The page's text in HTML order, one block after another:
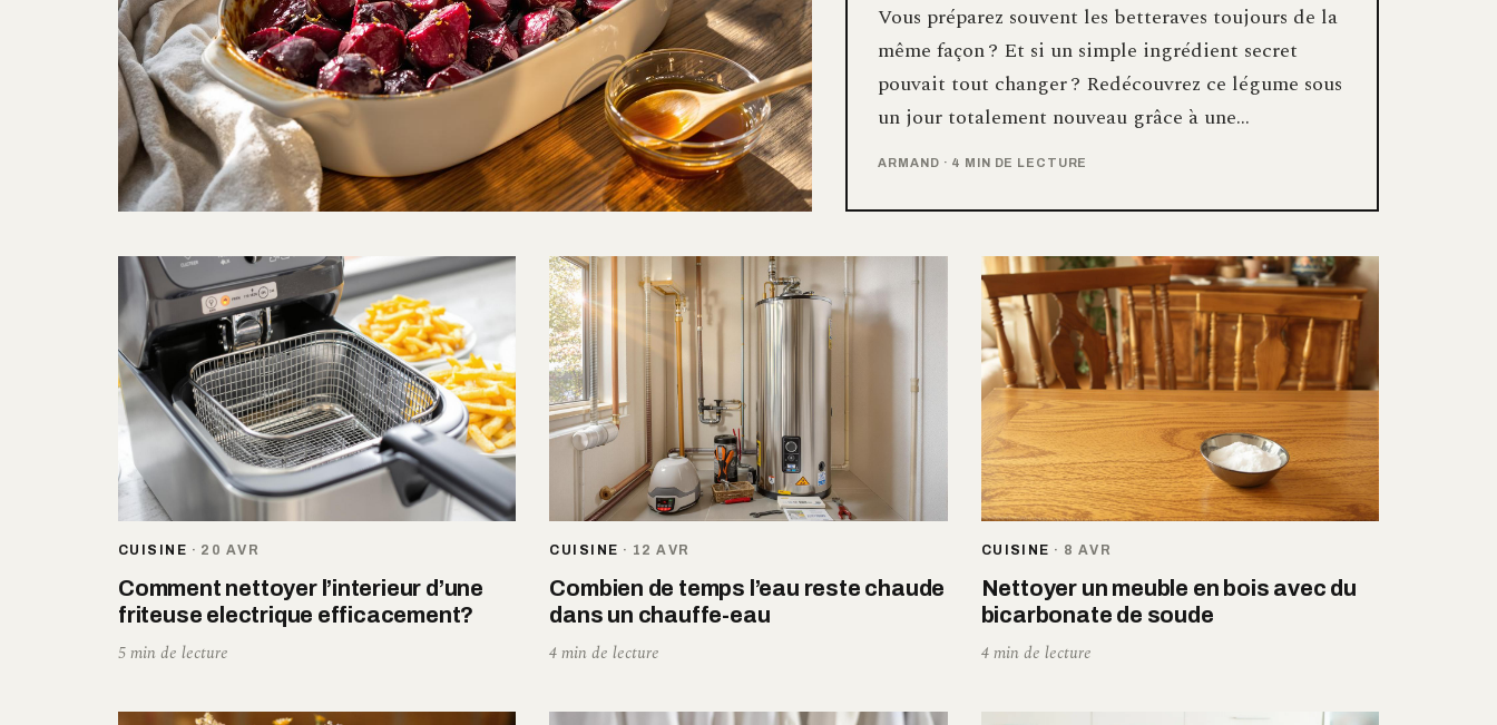
Vous préparez souvent les betteraves toujours de la
même façon ? Et si un simple ingrédient secret
pouvait tout changer ? Redécouvrez ce légume sous
un jour totalement nouveau grâce à une…
ARMAND · 4 MIN DE LECTURE
CUISINE · 20 AVR
Comment nettoyer l’interieur d’une
friteuse electrique efficacement?
5 min de lecture
CUISINE · 12 AVR
Combien de temps l’eau reste chaude
dans un chauffe-eau
4 min de lecture
CUISINE · 8 AVR
Nettoyer un meuble en bois avec du
bicarbonate de soude
4 min de lecture